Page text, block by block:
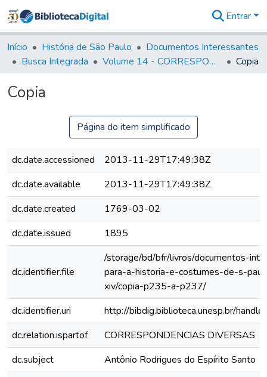
&
Coleções
Tudo na
Entrar
Início História de São Paulo
Documentos Interessantes
Busca Integrada
Volume 14 - CORRESPONDENCIAS DIVERSAS Copia
Copia
Página do item simplificado
dc.date.accessioned
2013-11-29T17:49:38Z
dc.date.available
2013-11-29T17:49:38Z
dc.date.created
1769-03-02
dc.date.issued
1895
dc.identifier.file
/storage/bd/bfr/livros/documentos-
para-a-historia-e-costumes-de-s-
xiv/copia-p235-a-p237/
dc.identifier.uri
http://bibdig.biblioteca.unesp.br/
dc.relation.ispartof
CORRESPONDENCIAS DIVERSAS
dc.subject
Antônio Rodrigues do Espírito Santo